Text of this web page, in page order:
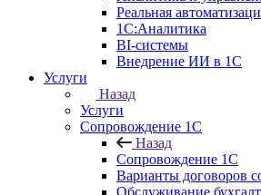
Реальная
1С:Аналитика
BI-системы
Внедрение ИИ в 1С
Услуги
Назад
Услуги
Сопровождение 1С
Назад
Сопровождение 1С
Варианты договоров
Обслуживание